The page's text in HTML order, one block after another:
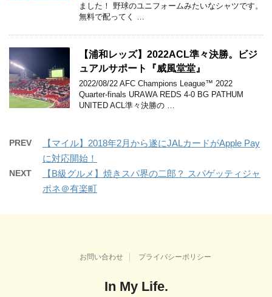
ました！ 野球のユニフォームみたいなシャツです。
無料で配ってく …
【浦和レッズ】2022ACL準々決勝。ビジ
ュアルサポート『威風堂堂』
2022/08/22 AFC Champions League™ 2022
Quarter-finals URAWA REDS 4-0 BG PATHUM
UNITED ACL準々決勝の …
PREV
【マイル】2018年2月から遂にJALカードがApple Pay
に対応開始！
NEXT
【B級グルメ】焼きスパ界の二郎？ スパゲッティジャ
ポネ＠有楽町
お問い合わせ プライバシーポリシー
In My Life.